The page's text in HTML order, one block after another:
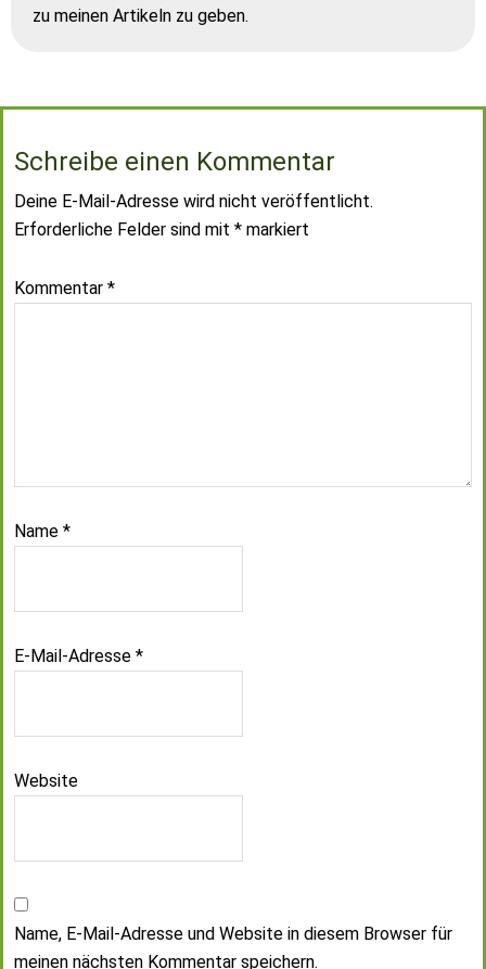
zu meinen Artikeln zu geben.
Schreibe einen Kommentar
Deine E-Mail-Adresse wird nicht veröffentlicht.
Erforderliche Felder sind mit * markiert
Kommentar *
Name *
E-Mail-Adresse *
Website
Name, E-Mail-Adresse und Website in diesem Browser für
meinen nächsten Kommentar speichern.